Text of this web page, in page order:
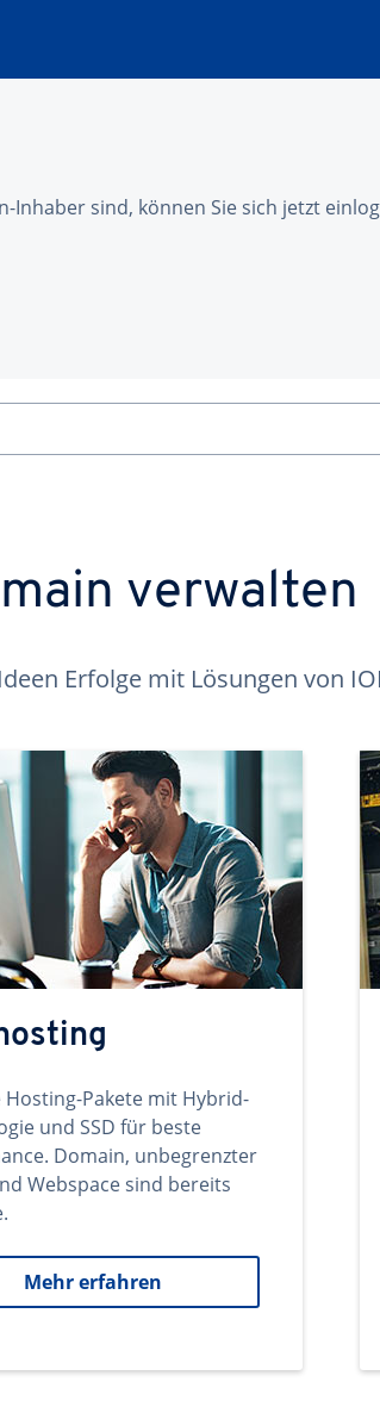
Inhaber sind, können Sie sich jetzt
verwalten
Erfolge mit Lösungen von
Hosting-Pakete mit Hybrid-
und SSD für beste
Domain, unbegrenzter
Webspace sind bereits
Mehr erfahren